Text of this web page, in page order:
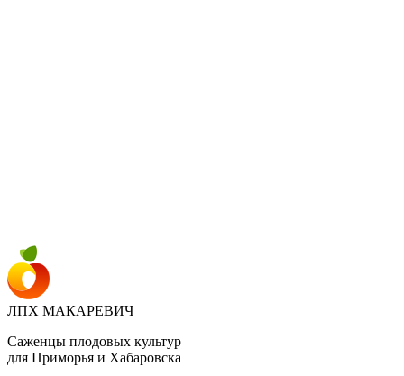
ЛПХ МАКАРЕВИЧ
Саженцы плодовых культур
для Приморья и Хабаровска